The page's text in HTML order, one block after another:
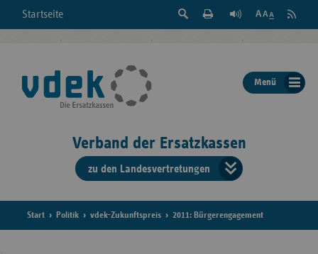
Startseite
Suche
der
Seite
Feed
Menü
Verband der Ersatzkassen
zu den Landesvertretungen
der
Start Politik vdek-Zukunftspreis 2011: Bürgerengagement